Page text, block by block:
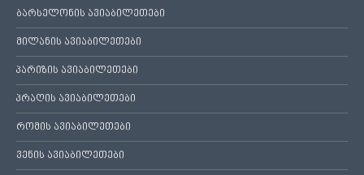
ბარსელონის ავიაბილეთები
მილანის ავიაბილეთები
პარიზის ავიაბილეთები
პრაღის ავიაბილეთები
რომის ავიაბილეთები
ვენის ავიაბილეთები